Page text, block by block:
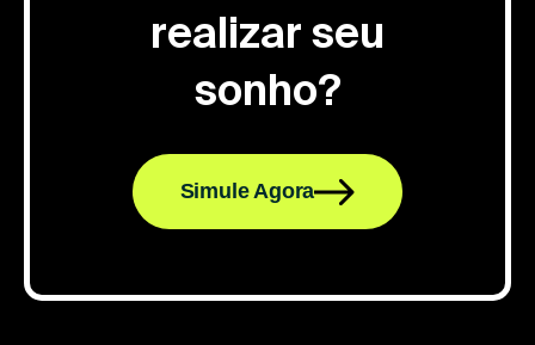
realizar seu
sonho?
Simule Agora